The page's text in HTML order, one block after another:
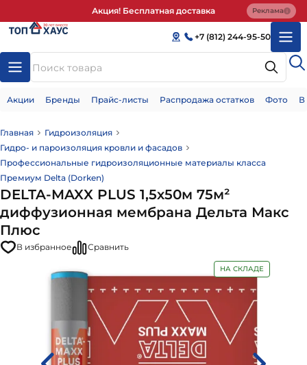
Акция! Бесплатная доставка Реклама
+7 (812) 244-95-50
Акции Бренды Прайс-листы Распродажа остатков Фото
Главная
Гидроизоляция
Гидро- и пароизоляция кровли и фасадов
Профессиональные гидроизоляционные материалы класса
Премиум Delta (Dorken)
DELTA-MAXX PLUS 1,5х50м 75м²
диффузионная мембрана Дельта Макс
Плюс
В избранное Сравнить
НА СКЛАДЕ